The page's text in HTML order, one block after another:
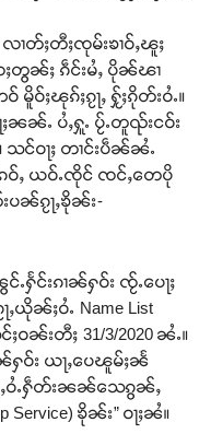
လၢတ်ႈတီႈၸုမ်းၶၢဝ်ႇၽူႈ
ႈတွၼ်ႈ ၵဵင်းမႆႇ ပိုၼ်ၽၢ
မိူဝ်ႈၽုၵ်ႈၵႂႃႇ ႁႂ်ႈၵိုတ်းဝႆႉ။
ၼ်ႉ ပႆႇႁူႉ ပႂ်ႉတူၺ်းငဝ်း
သင်ဝႃႈ တၢင်းပဵၼ်ၼႆႉ
ၵဝ်ႇ ယဝ်ႉၸိုင် ၸင်ႇတေပို
ၼ်ၵႂႃႇၶိုၼ်း-
ႉႁႅင်းၵၢၼ်ႁဝ်း ၸႂ်ႉပေႃႈ
ယိုၼ်ႈဝႆႉ Name List
ၼ်းတီႈ 31/3/2020 ၼႆႉ။
ႁဝ်း ယႃႇပေၽူမ်ႈၼႅ
ႇဝႆႉႁဵတ်းၼၼ်သေၵွၼ်ႇ
ၶိုၼ်း” ဝႃႈၼႆ။